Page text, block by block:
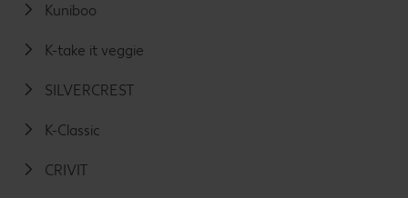
Kuniboo
K-take it veggie
SILVERCREST
K-Classic
CRIVIT